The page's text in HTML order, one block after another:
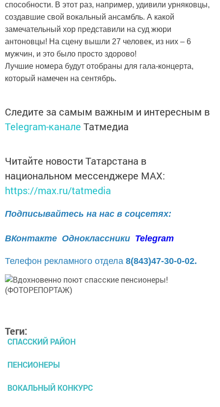
способности. В этот раз, например, удивили урняковцы,
создавшие свой вокальный ансамбль. А какой
замечательный хор представили на суд жюри
антоновцы! На сцену вышли 27 человек, из них – 6
мужчин, и это было просто здорово!
Лучшие номера будут отобраны для гала-концерта,
который намечен на сентябрь.
Следите за самым важным и интересным в
Telegram-канале Татмедиа
Читайте новости Татарстана в
национальном мессенджере MАХ:
https://max.ru/tatmedia
Подписывайтесь на нас в соцсетях:
ВКонтакте Одноклассники Telegram
Телефон рекламного отдела 8(843)47-30-0-02.
Теги:
СПАССКИЙ РАЙОН
ПЕНСИОНЕРЫ
ВОКАЛЬНЫЙ КОНКУРС